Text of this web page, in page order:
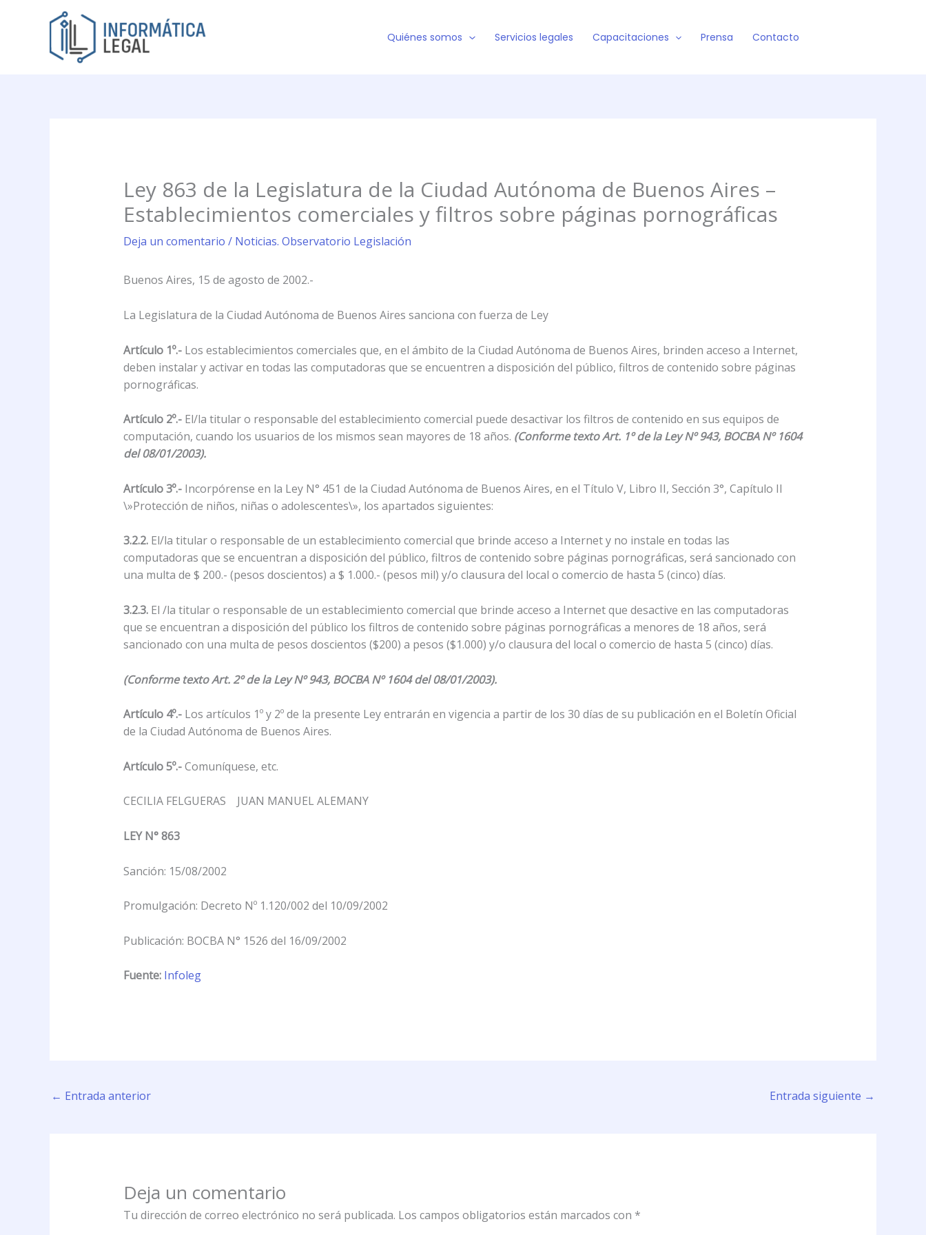
Quiénes somos Servicios legales Capacitaciones Prensa Contacto
Ley 863 de la Legislatura de la Ciudad Autónoma de Buenos Aires –
Establecimientos comerciales y filtros sobre páginas pornográficas
Deja un comentario / Noticias. Observatorio Legislación
Buenos Aires, 15 de agosto de 2002.-
La Legislatura de la Ciudad Autónoma de Buenos Aires sanciona con fuerza de Ley
Artículo 1º.- Los establecimientos comerciales que, en el ámbito de la Ciudad Autónoma de Buenos Aires, brinden acceso a Internet,
deben instalar y activar en todas las computadoras que se encuentren a disposición del público, filtros de contenido sobre páginas
pornográficas.
Artículo 2º.- El/la titular o responsable del establecimiento comercial puede desactivar los filtros de contenido en sus equipos de
computación, cuando los usuarios de los mismos sean mayores de 18 años. (Conforme texto Art. 1º de la Ley Nº 943, BOCBA Nº 1604
del 08/01/2003).
Artículo 3º.- Incorpórense en la Ley N° 451 de la Ciudad Autónoma de Buenos Aires, en el Título V, Libro II, Sección 3°, Capítulo II
\»Protección de niños, niñas o adolescentes\», los apartados siguientes:
3.2.2.El/la titular o responsable de un establecimiento comercial que brinde acceso a Internet y no instale en todas las
computadoras que se encuentran a disposición del público, filtros de contenido sobre páginas pornográficas, será sancionado con
una multa de $ 200.- (pesos doscientos) a $ 1.000.- (pesos mil) y/o clausura del local o comercio de hasta 5 (cinco) días.
3.2.3.El /la titular o responsable de un establecimiento comercial que brinde acceso a Internet que desactive en las computadoras
que se encuentran a disposición del público los filtros de contenido sobre páginas pornográficas a menores de 18 años, será
sancionado con una multa de pesos doscientos ($200) a pesos ($1.000) y/o clausura del local o comercio de hasta 5 (cinco) días.
(Conforme texto Art. 2º de la Ley Nº 943, BOCBA Nº 1604 del 08/01/2003).
Artículo 4º.-Los artículos 1º y 2º de la presente Ley entrarán en vigencia a partir de los 30 días de su publicación en el Boletín Oficial
de la Ciudad Autónoma de Buenos Aires.
Artículo 5º.-Comuníquese, etc.
CECILIA FELGUERAS JUAN MANUEL ALEMANY
LEY N° 863
Sanción: 15/08/2002
Promulgación: Decreto Nº 1.120/002 del 10/09/2002
Publicación: BOCBA N° 1526 del 16/09/2002
Fuente: Infoleg
← Entrada anterior Entrada siguiente →
Deja un comentario
Tu dirección de correo electrónico no será publicada. Los campos obligatorios están marcados con *